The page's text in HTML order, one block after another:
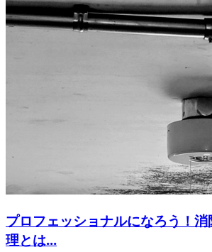
プロフェッショナルになろう！
理とは...